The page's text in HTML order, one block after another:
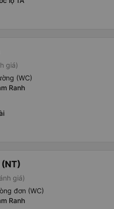
giá)
(WC)
Ranh
giá)
đơn (WC)
Ranh